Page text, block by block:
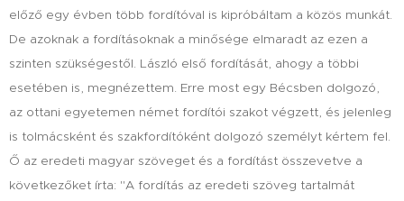
előző egy évben több fordítóval is kipróbáltam a közös munkát.
De azoknak a fordításoknak a minősége elmaradt az ezen a
szinten szükségestől. László első fordítását, ahogy a többi
esetében is, megnézettem. Erre most egy Bécsben dolgozó,
az ottani egyetemen német fordítói szakot végzett, és jelenleg
is tolmácsként és szakfordítóként dolgozó személyt kértem fel.
Ő az eredeti magyar szöveget és a fordítást összevetve a
következőket írta: "A fordítás az eredeti szöveg tartalmát